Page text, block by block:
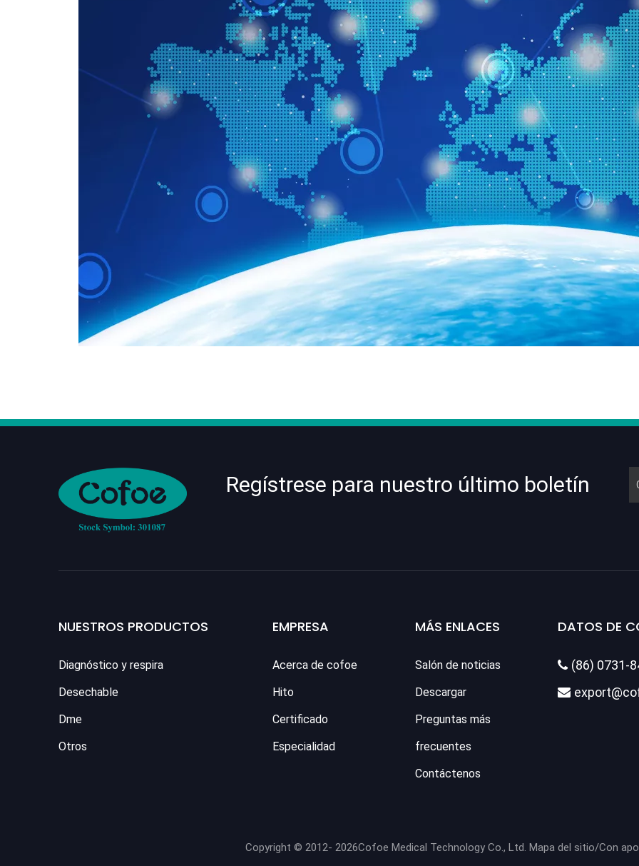
Regístrese para nuestro último boletín
NUESTROS PRODUCTOS
Diagnóstico y respira
Desechable
Dme
Otros
EMPRESA
Acerca de cofoe
Hito
Certificado
Especialidad
MÁS ENLACES
Salón de noticias
Descargar
Preguntas más
frecuentes
Contáctenos
DATOS DE
 (86) 0731-

Copyright © 2012- 2026Cofoe Medical Technology Co., Ltd. Mapa del sitio/Con